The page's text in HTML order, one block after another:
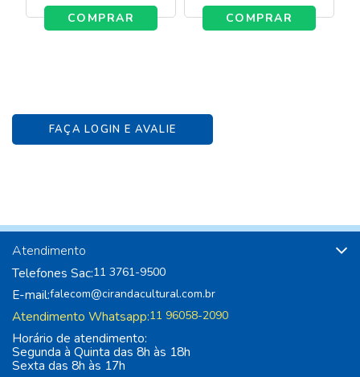
COMPRAR COMPRAR
FAÇA LOGIN E AVALIE
Atendimento
Telefones Sac:11 3761-9500
E-mail:falecom@cirandacultural.com.br
Atendimento Whatsapp:11 96058-2090
Horário de atendimento:
Segunda à Quinta das 8h às 18h
Sexta das 8h às 17h